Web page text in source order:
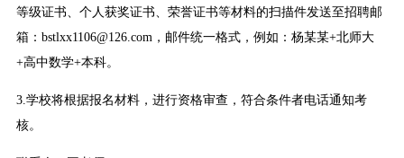
等级证书、个人获奖证书、荣誉证书等材料的扫描件发送至招聘邮
箱：bstlxx1106@126.com，邮件统一格式，例如：杨某某+北师大
+高中数学+本科。
3.学校将根据报名材料，进行资格审查，符合条件者电话通知考
核。